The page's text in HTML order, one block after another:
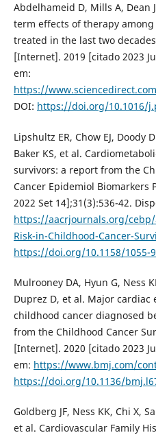
Abdelhameid D, Mills A, Dean
term effects of therapy
treated in the last two
[Internet]. 2019 [citado 2023
em:
https://
DOI: https://doi.org/10.1016/
Lipshultz ER, Chow EJ, Doody
Baker KS, et al.
survivors: a report from the
Cancer Epidemiol Biomarkers
2022 Set 14];31(3):536-42.
https://aacrjournals.org/
Risk-in-Childhood-Cancer-
https://doi.org/10.1158/1055-
Mulrooney DA, Hyun G, Ness
Duprez D, et al. Major
childhood cancer diagnosed
from the Childhood Cancer
[Internet]. 2020 [citado 2023
em: https://www.bmj.com/
https://doi.org/10.1136/
Goldberg JF, Ness KK, Chi X,
et al. Cardiovascular Family